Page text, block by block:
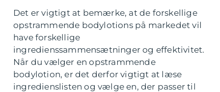
Det er vigtigt at bemærke, at de forskellige
opstrammende bodylotions på markedet vil
have forskellige
ingredienssammensætninger og effektivitet.
Når du vælger en opstrammende
bodylotion, er det derfor vigtigt at læse
ingredienslisten og vælge en, der passer til